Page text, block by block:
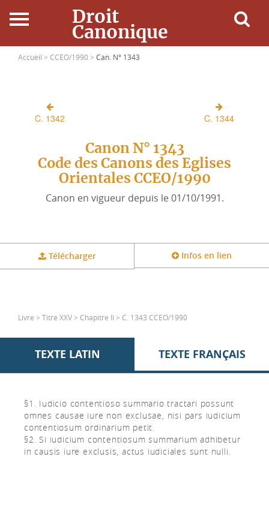
Droit
Canonique
Accueil
Ressources
Connexion
Accueil > CCEO/1990 > Can. N° 1343
C. 1342 C. 1344
Canon N° 1343
Code des Canons des Eglises
Orientales CCEO/1990
Canon en vigueur depuis le 01/10/1991.
Télécharger Infos en lien
Livre > Titre XXV > Chapitre II > C. 1343 CCEO/1990
TEXTE LATIN TEXTE FRANÇAIS
§1. Iudicio contentioso summario tractari possunt
omnes causae iure non exclusae, nisi pars iudicium
contentiosum ordinarium petit.
§2. Si iudicium contentiosum summarium adhibetur
in causis iure exclusis, actus iudiciales sunt nulli.